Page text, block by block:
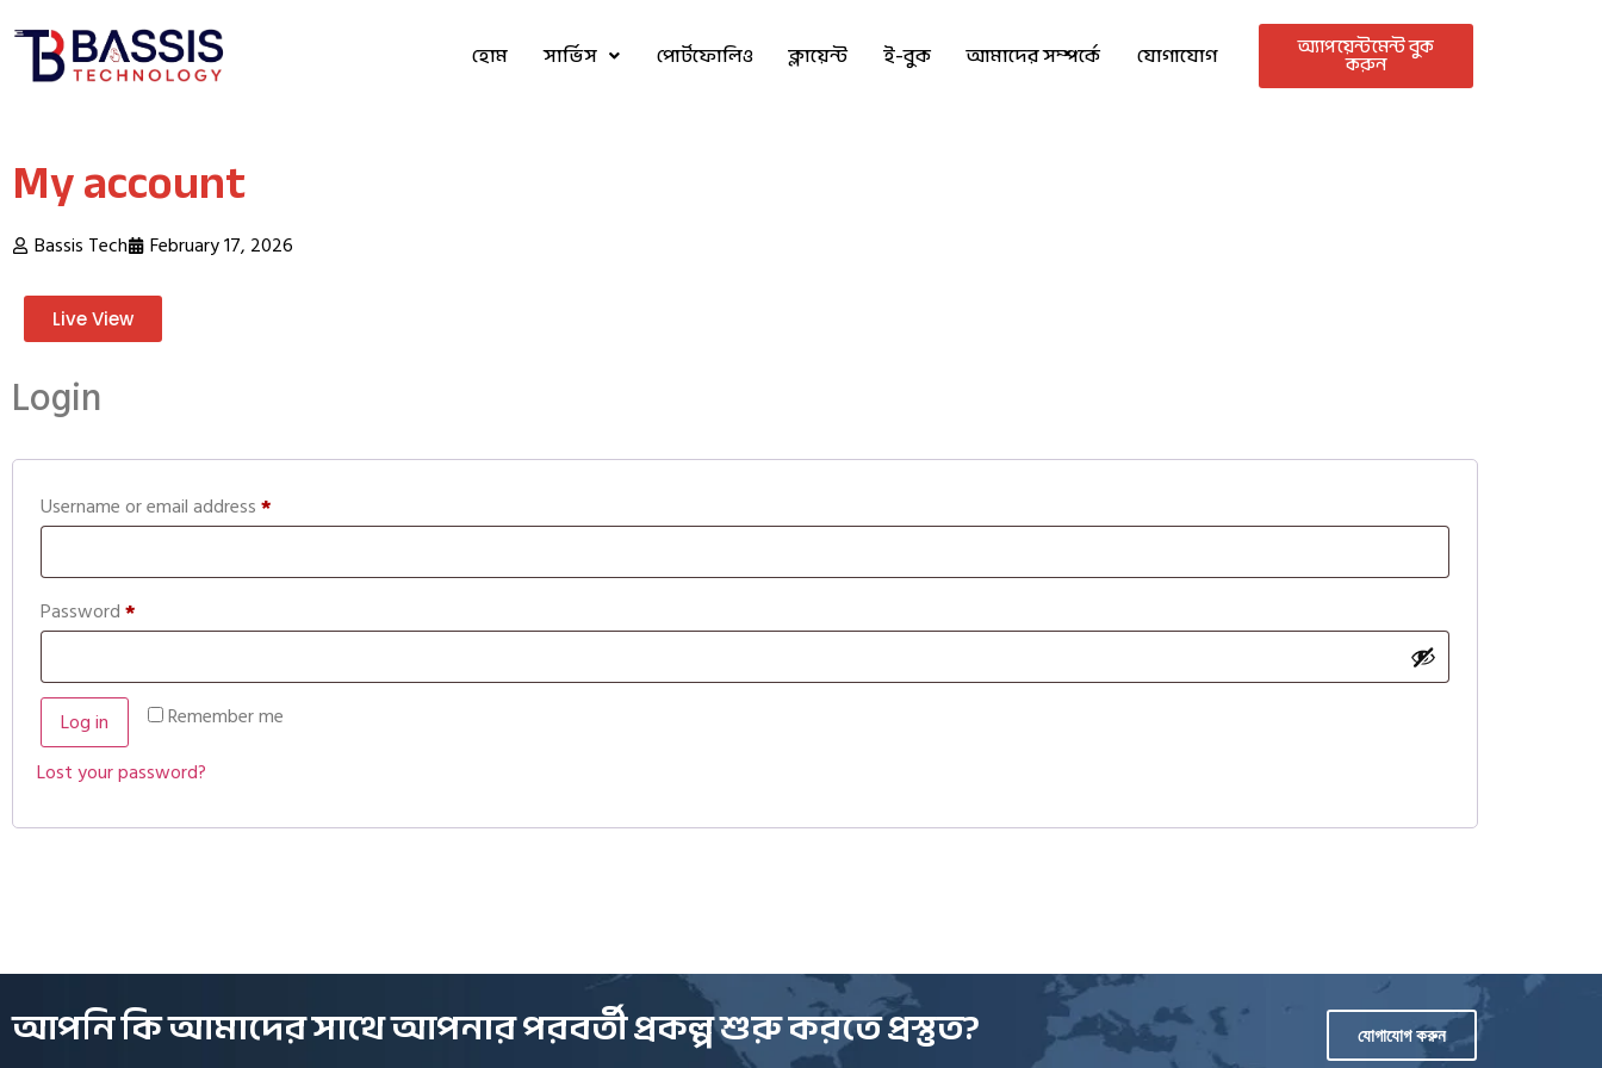
হোম সার্ভিস পোর্টফোলিও ক্লায়েন্ট ই-বুক আমাদের সম্পর্কে যোগাযোগ অ্যাপয়েন্টমেন্ট বুক
করুন
My account
Bassis Tech February 17, 2026
Live View
Login
Username or email address*
Password*
Remember me
Log in
Lost your password?
আপনি কি আমাদের সাথে আপনার পরবর্তী প্রকল্প শুরু করতে প্রস্তুত? যোগাযোগ করুন